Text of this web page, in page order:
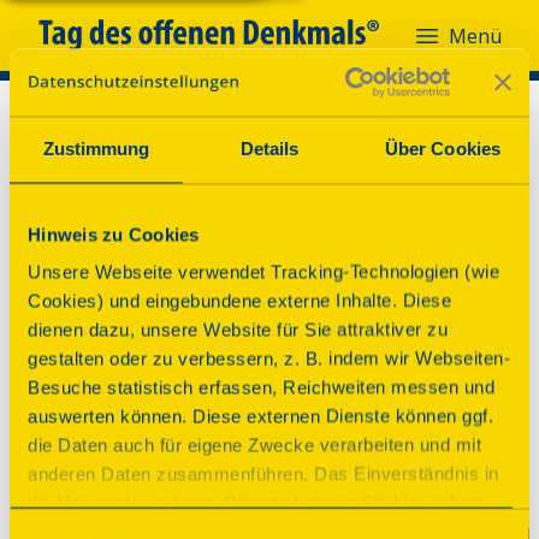
Zustimmung Details Über Cookies
Hinweis zu Cookies
Unsere Webseite verwendet Tracking-Technologien (wie
Cookies) und eingebundene externe Inhalte. Diese
dienen dazu, unsere Website für Sie attraktiver zu
gestalten oder zu verbessern, z. B. indem wir Webseiten-
Besuche statistisch erfassen, Reichweiten messen und
auswerten können. Diese externen Dienste können ggf.
die Daten auch für eigene Zwecke verarbeiten und mit
anderen Daten zusammenführen. Das Einverständnis in
die Verwendung dieser Dienste können Sie hier geben.
Menü